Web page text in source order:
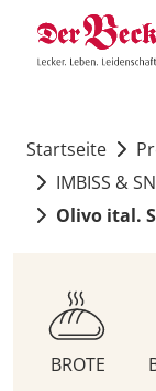
Startseite
IMBISS &
Olivo ital.
BROTE